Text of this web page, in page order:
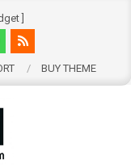
]
BUY THEME